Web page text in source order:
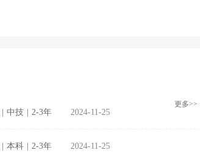
更多>>
中技 2-3年 2024-11-25
本科 2-3年 2024-11-25